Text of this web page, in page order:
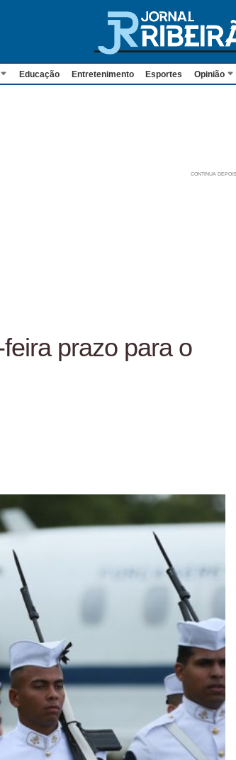
Educação Entretenimento Esportes Opinião
prazo para o